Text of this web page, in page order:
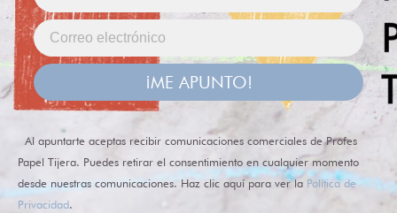
¡ME APUNTO!
Al apuntarte aceptas recibir comunicaciones comerciales de Profes
Papel Tijera. Puedes retirar el consentimiento en cualquier momento
desde nuestras comunicaciones. Haz clic aquí para ver la Política de
Privacidad.